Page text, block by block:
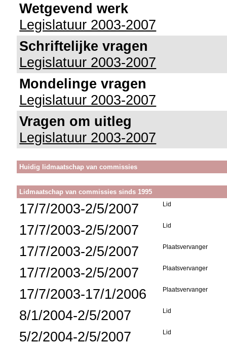
Wetgevend werk
Legislatuur 2003-2007
Schriftelijke vragen
Legislatuur 2003-2007
Mondelinge vragen
Legislatuur 2003-2007
Vragen om uitleg
Legislatuur 2003-2007
Huidig lidmaatschap van commissies
Lidmaatschap van commissies sinds 1995
17/7/2003-2/5/2007 Lid
17/7/2003-2/5/2007 Lid
17/7/2003-2/5/2007 Plaatsvervanger
17/7/2003-2/5/2007 Plaatsvervanger
17/7/2003-17/1/2006 Plaatsvervanger
8/1/2004-2/5/2007 Lid
5/2/2004-2/5/2007 Lid